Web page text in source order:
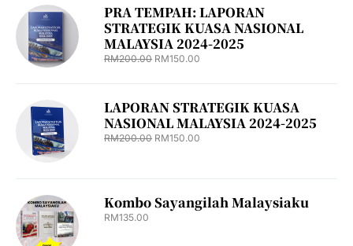
PRA TEMPAH: LAPORAN
STRATEGIK KUASA NASIONAL
MALAYSIA 2024-2025
RM200.00 RM150.00
LAPORAN STRATEGIK KUASA
NASIONAL MALAYSIA 2024-2025
RM200.00 RM150.00
Kombo Sayangilah Malaysiaku
RM135.00